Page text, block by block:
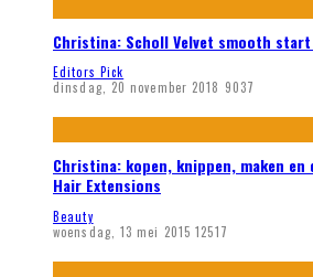
Christina: Scholl Velvet smooth
Editors Pick
dinsdag, 20 november 2018 9037
Christina: kopen, knippen, maken
Hair Extensions
Beauty
woensdag, 13 mei 2015 12517